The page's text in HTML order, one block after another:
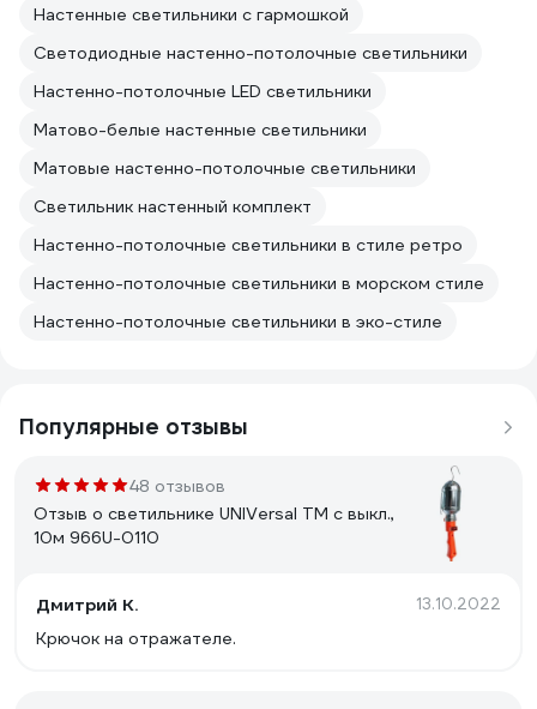
Настенные светильники с гармошкой
Светодиодные настенно-потолочные светильники
Настенно-потолочные LED светильники
Матово-белые настенные светильники
Матовые настенно-потолочные светильники
Светильник настенный комплект
Настенно-потолочные светильники в стиле ретро
Настенно-потолочные светильники в морском стиле
Настенно-потолочные светильники в эко-стиле
Популярные отзывы
48 отзывов
Отзыв о светильнике UNIVersal ТМ c выкл.,
10м 966U-0110
Дмитрий К. 13.10.2022
Крючок на отражателе.